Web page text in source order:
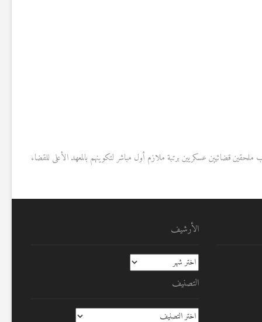
قضائيين عسكريين برتبة ملازم أول مباشر لتكوينهم بالمعهد الأعلى للقضاء
الأرشيف
الأرشيف
التصنيف
التصنيف